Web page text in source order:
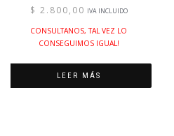
$ 2.800,00 IVA INCLUIDO
CONSULTANOS, TAL VEZ LO
CONSEGUIMOS IGUAL!
LEER MÁS